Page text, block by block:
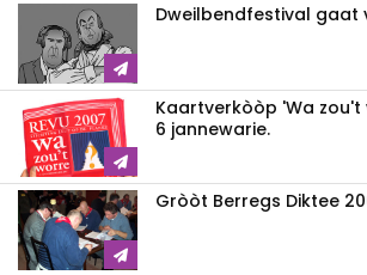
Dweilbendfestival gaat
Kaartverkòòp 'Wa
6 jannewarie.
Gròòt Berregs Diktee